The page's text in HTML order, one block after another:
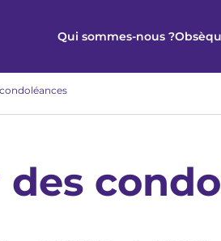
Qui sommes-nous ?